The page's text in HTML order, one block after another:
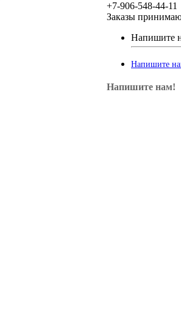
+7-906-548-44-11
Заказы
Напишите
Напишите
Напишите нам!